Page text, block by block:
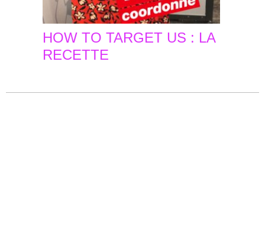
HOW TO TARGET US : LA
RECETTE